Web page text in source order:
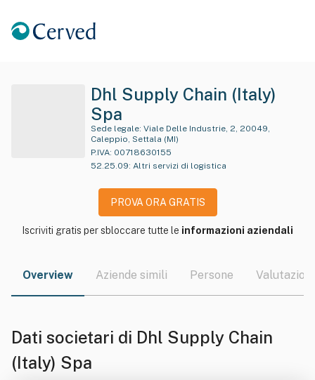
Dhl Supply Chain (Italy)
Spa
Sede legale:
Caleppio, Settala (MI)
P.IVA: 00718630155
52.25.09: Altri servizi di logistica
PROVA ORA GRATIS
Iscriviti gratis per sbloccare tutte le informazioni aziendali
Overview Aziende simili Persone Valutazioni
Dati societari di Dhl Supply Chain
(Italy) Spa